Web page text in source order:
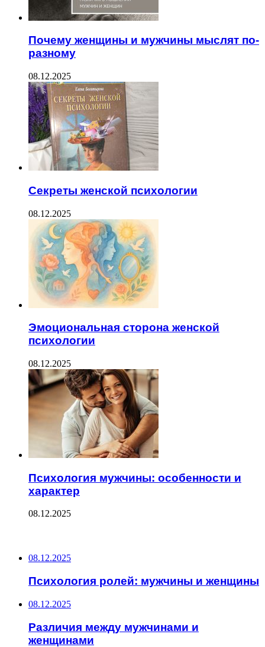
Почему женщины и мужчины мыслят по-
разному
08.12.2025
Секреты женской психологии
08.12.2025
Эмоциональная сторона женской
психологии
08.12.2025
Психология мужчины: особенности и
характер
08.12.2025
08.12.2025
Психология ролей: мужчины и женщины
08.12.2025
Различия между мужчинами и
женщинами